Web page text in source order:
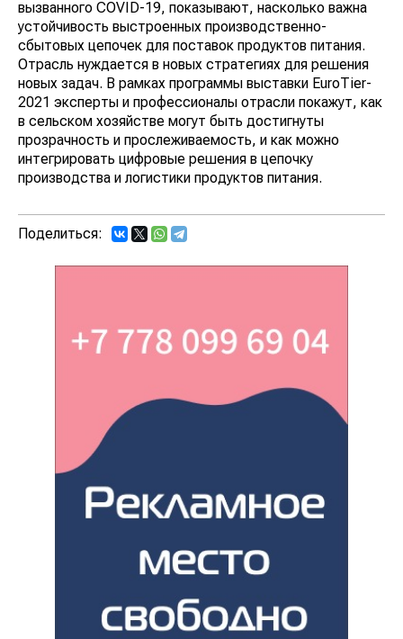
вызванного COVID-19, показывают, насколько важна
устойчивость выстроенных производственно-
сбытовых цепочек для поставок продуктов питания.
Отрасль нуждается в новых стратегиях для решения
новых задач. В рамках программы выставки EuroTier-
2021 эксперты и профессионалы отрасли покажут, как
в сельском хозяйстве могут быть достигнуты
прозрачность и прослеживаемость, и как можно
интегрировать цифровые решения в цепочку
производства и логистики продуктов питания.
Поделиться: